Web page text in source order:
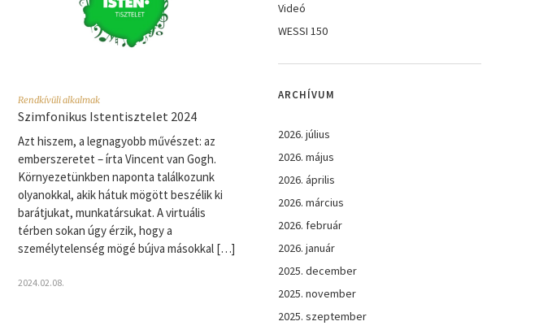
Rendkívüli alkalmak
Szimfonikus Istentisztelet 2024
Azt hiszem, a legnagyobb művészet: az
emberszeretet – írta Vincent van Gogh.
Környezetünkben naponta találkozunk
olyanokkal, akik hátuk mögött beszélik ki
barátjukat, munkatársukat. A virtuális
térben sokan úgy érzik, hogy a
személytelenség mögé bújva másokkal […]
2024.02.08.
Videó
WESSI 150
ARCHÍVUM
2026. július
2026. május
2026. április
2026. március
2026. február
2026. január
2025. december
2025. november
2025. szeptember